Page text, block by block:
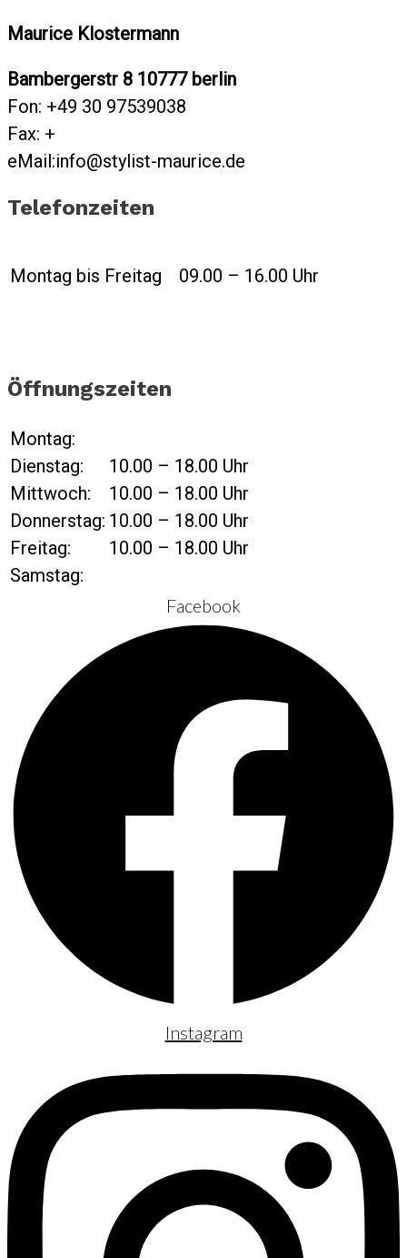
Maurice Klostermann
Bambergerstr 8 10777 berlin
Fon: +49 30 97539038
Fax: +
eMail:info@stylist-maurice.de
Telefon­zeiten
Montag bis Freitag 09.00 – 16.00 Uhr
Öffnungs­zeiten
Montag:
Dienstag:
Mittwoch:
Donnerstag:
Freitag:
Samstag:
10.00 – 18.00 Uhr
10.00 – 18.00 Uhr
10.00 – 18.00 Uhr
10.00 – 18.00 Uhr
Facebook
Instagram